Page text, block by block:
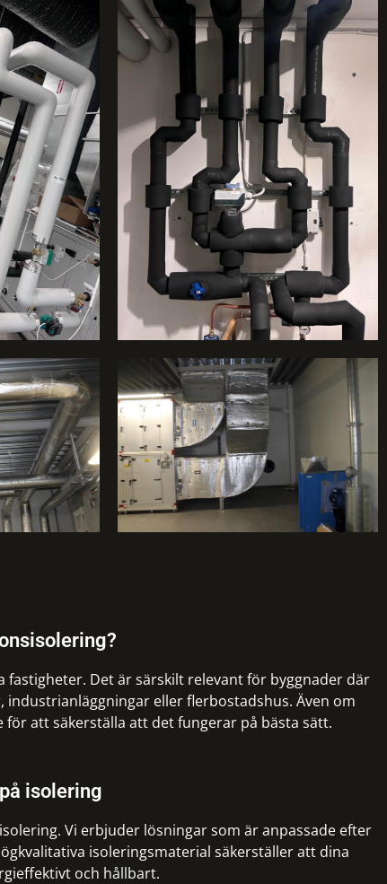
Det är särskilt relevant för byggnader där
eller flerbostadshus. Även om
att säkerställa att det fungerar på bästa sätt.
isolering
Vi erbjuder lösningar som är anpassade efter
isoleringsmaterial säkerställer att dina
och hållbart.